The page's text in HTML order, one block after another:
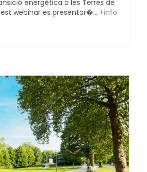
energètica a les Terres de
webinar es presentar�... +info